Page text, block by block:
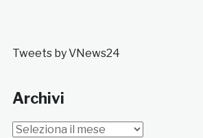
Tweets by VNews24
Archivi
Archivi